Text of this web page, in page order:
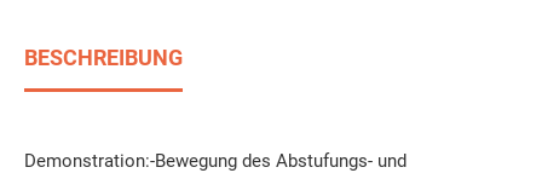
BESCHREIBUNG
Demonstration:-Bewegung des Abstufungs- und